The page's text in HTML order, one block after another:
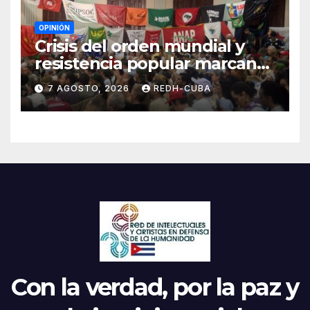
OPINIÓN
Crisis del orden mundial y
resistencia popular marcan
el inicio de la IV Asamblea
Continental de ALBA
Movimientos en Cuba
7 AGOSTO, 2026 REDH-CUBA
Con la verdad, por la paz y